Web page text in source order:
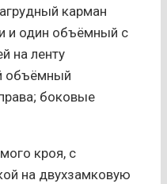
карман
и один объёмный с
на ленту
объёмный
боковые
кроя, с
на двухзамковую